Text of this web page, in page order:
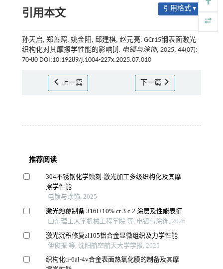
引用本文 引用格式 ▾
孙天启, 郑善照, 姚金阳, 邱建棋, 赵元亮. GCr15钢表面激光
织构化对其摩擦学性能的影响[J]. 电镀与涂饰, 2025, 44(07):
70-80 DOI:10.19289/j.1004-227x.2025.07.010
上一篇 下一篇